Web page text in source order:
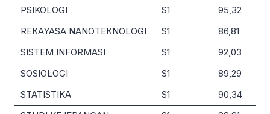
PSIKOLOGI
S1
95,32
REKAYASA NANOTEKNOLOGI
S1
86,81
SISTEM INFORMASI
S1
92,03
SOSIOLOGI
S1
89,29
STATISTIKA
S1
90,34